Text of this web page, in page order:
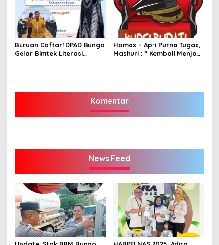
Buruan Daftar! DPAD Bungo
Gelar Bimtek Literasi
Hamas – Apri Purna Tugas,
Mashuri : ” Kembali Menjadi
Komentar
News Feed